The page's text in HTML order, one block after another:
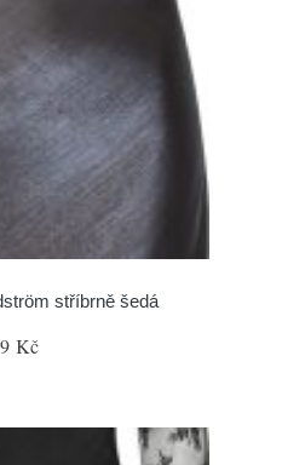
stříbrně šedá
Kč